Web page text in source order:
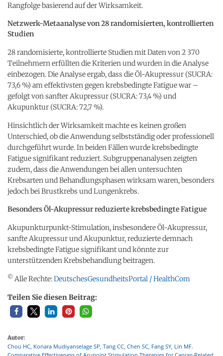
Rangfolge basierend auf der Wirksamkeit.
Netzwerk-Metaanalyse von 28 randomisierten, kontrollierten
Studien
28 randomisierte, kontrollierte Studien mit Daten von 2 370
Teilnehmern erfüllten die Kriterien und wurden in die Analyse
einbezogen. Die Analyse ergab, dass die Öl-Akupressur (SUCRA:
73,6 %) am effektivsten gegen krebsbedingte Fatigue war –
gefolgt von sanfter Akupressur (SUCRA: 73,4 %) und
Akupunktur (SUCRA: 72,7 %).
Hinsichtlich der Wirksamkeit machte es keinen großen
Unterschied, ob die Anwendung selbstständig oder professionell
durchgeführt wurde. In beiden Fällen wurde krebsbedingte
Fatigue signifikant reduziert. Subgruppenanalysen zeigten
zudem, dass die Anwendungen bei allen untersuchten
Krebsarten und Behandlungsphasen wirksam waren, besonders
jedoch bei Brustkrebs und Lungenkrebs.
Besonders Öl-Akupressur reduzierte krebsbedingte Fatigue
Akupunkturpunkt-Stimulation, insbesondere Öl-Akupressur,
sanfte Akupressur und Akupunktur, reduzierte demnach
krebsbedingte Fatigue signifikant und könnte zur
unterstützenden Krebsbehandlung beitragen.
© Alle Rechte:DeutschesGesundheitsPortal / HealthCom
Teilen Sie diesen Beitrag:
Autor:
Chou HC, Konara Mudiyanselage SP, Tang CC, Chen SC, Fang SY, Lin MF.